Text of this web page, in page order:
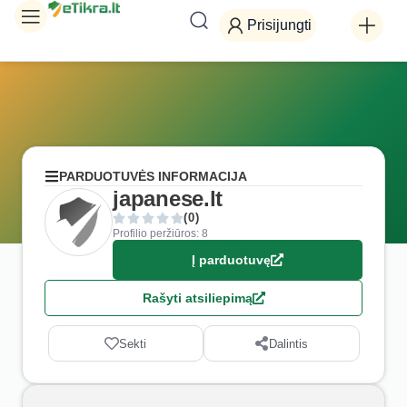
Prisijungti
PARDUOTUVĖS INFORMACIJA
japanese.lt
(0)
Profilio peržiūros: 8
Į parduotuvę
Rašyti atsiliepimą
Sekti Dalintis